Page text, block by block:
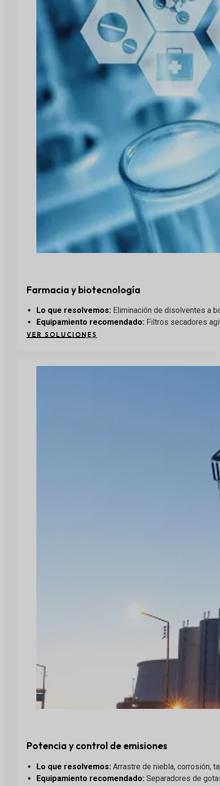
Farmacia y biotecnología
Lo que resolvemos: Eliminación de disolventes a
Equipamiento recomendado: Filtros secadores
VER SOLUCIONES
Potencia y control de emisiones
Lo que resolvemos: Arrastre de niebla, corrosión,
Equipamiento recomendado: Separadores de